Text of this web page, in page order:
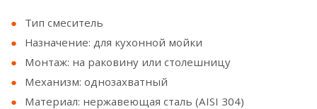
Тип смеситель
Назначение: для кухонной мойки
Монтаж: на раковину или столешницу
Механизм: однозахватный
Материал: нержавеющая сталь (AISI 304)